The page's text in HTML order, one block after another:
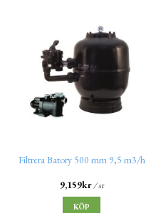
Filtrera Batory 500 mm 9,5 m3/h
9,159kr/ st
KÖP